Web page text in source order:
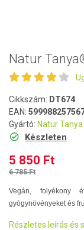
Natur
Cikkszám: DT674
EAN:
Gyártó: Natur
Készleten
5 850 Ft
6 785 Ft
Vegán, folyékony
gyógynövényeket és
Részletes leírás és